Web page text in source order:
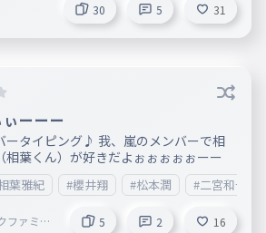
、、、、😭ｿﾞﾖ 30 5 31
ーーー
ング♪ 我、嵐のメンバーで相
葉くん）が好きだよぉぉぉぉぉーー
葉雅紀 #櫻井翔 #松本潤 #二宮和也
ファミ部 5 2 16